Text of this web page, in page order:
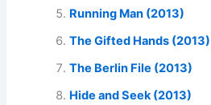
Running Man (2013)
The Gifted Hands (2013)
The Berlin File (2013)
Hide and Seek (2013)